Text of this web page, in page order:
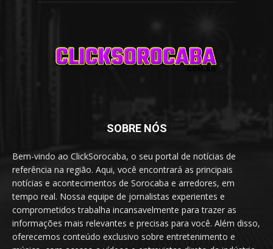
SOBRE NÓS
Bem-vindo ao ClickSorocaba, o seu portal de notícias de
referência na região. Aqui, você encontrará as principais
notícias e acontecimentos de Sorocaba e arredores, em
tempo real. Nossa equipe de jornalistas experientes e
comprometidos trabalha incansavelmente para trazer as
informações mais relevantes e precisas para você. Além disso,
oferecemos conteúdo exclusivo sobre entretenimento e